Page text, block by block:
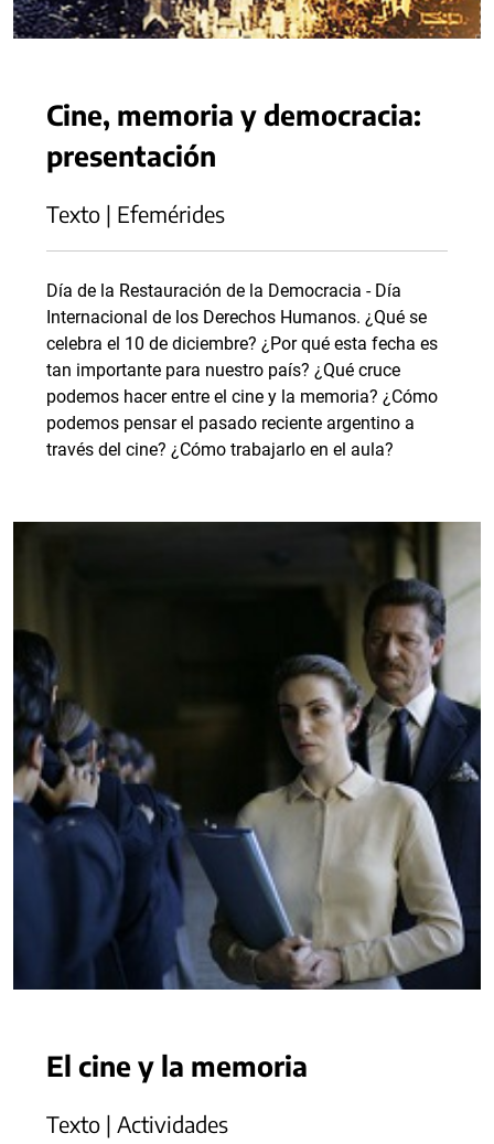
Cine, memoria y democracia:
presentación
Texto | Efemérides
Día de la Restauración de la Democracia - Día
Internacional de los Derechos Humanos. ¿Qué se
celebra el 10 de diciembre? ¿Por qué esta fecha es
tan importante para nuestro país? ¿Qué cruce
podemos hacer entre el cine y la memoria? ¿Cómo
podemos pensar el pasado reciente argentino a
través del cine? ¿Cómo trabajarlo en el aula?
El cine y la memoria
Texto | Actividades